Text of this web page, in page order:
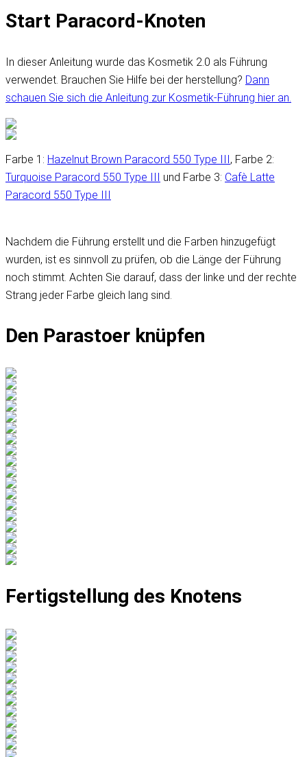
Start Paracord-Knoten
In dieser Anleitung wurde das Kosmetik 2.0 als Führung
verwendet. Brauchen Sie Hilfe bei der herstellung? Dann
schauen Sie sich die Anleitung zur Kosmetik-Führung hier an.
Farbe 1: Hazelnut Brown Paracord 550 Type III, Farbe 2:
Turquoise Paracord 550 Type III und Farbe 3: Cafè Latte
Paracord 550 Type III
Nachdem die Führung erstellt und die Farben hinzugefügt
wurden, ist es sinnvoll zu prüfen, ob die Länge der Führung
noch stimmt. Achten Sie darauf, dass der linke und der rechte
Strang jeder Farbe gleich lang sind.
Den Parastoer knüpfen
Fertigstellung des Knotens